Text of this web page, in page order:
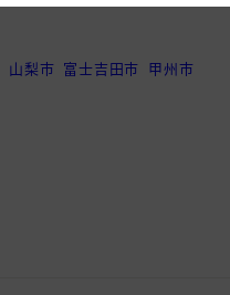
山梨市 富士吉田市 甲州市